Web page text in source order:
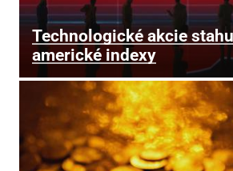
Technologické akcie
americké indexy